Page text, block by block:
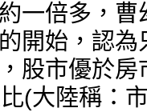
一倍多，曹
開始，認為
股市優於房
(大陸稱：